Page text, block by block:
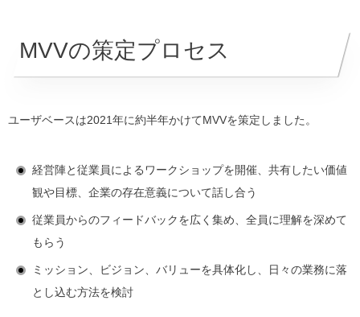
MVVの策定プロセス
ユーザベースは2021年に約半年かけてMVVを策定しました。
経営陣と従業員によるワークショップを開催、共有したい価値
観や目標、企業の存在意義について話し合う
従業員からのフィードバックを広く集め、全員に理解を深めて
もらう
ミッション、ビジョン、バリューを具体化し、日々の業務に落
とし込む方法を検討